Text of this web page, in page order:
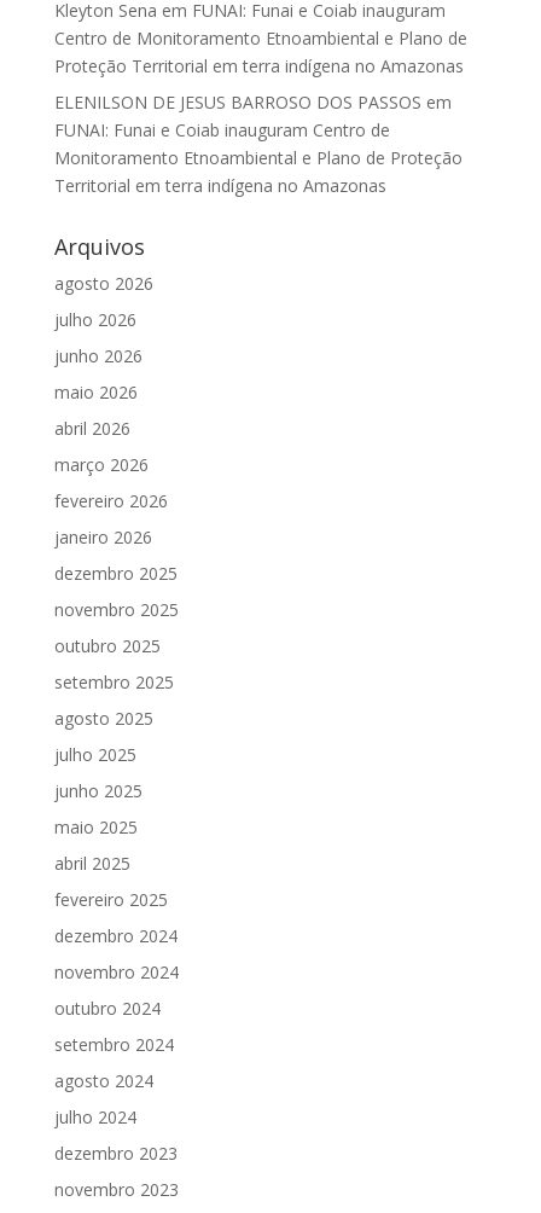
Kleyton Sena em FUNAI: Funai e Coiab inauguram
Centro de Monitoramento Etnoambiental e Plano de
Proteção Territorial em terra indígena no Amazonas
ELENILSON DE JESUS BARROSO DOS PASSOS em
FUNAI: Funai e Coiab inauguram Centro de
Monitoramento Etnoambiental e Plano de Proteção
Territorial em terra indígena no Amazonas
Arquivos
agosto 2026
julho 2026
junho 2026
maio 2026
abril 2026
março 2026
fevereiro 2026
janeiro 2026
dezembro 2025
novembro 2025
outubro 2025
setembro 2025
agosto 2025
julho 2025
junho 2025
maio 2025
abril 2025
fevereiro 2025
dezembro 2024
novembro 2024
outubro 2024
setembro 2024
agosto 2024
julho 2024
dezembro 2023
novembro 2023